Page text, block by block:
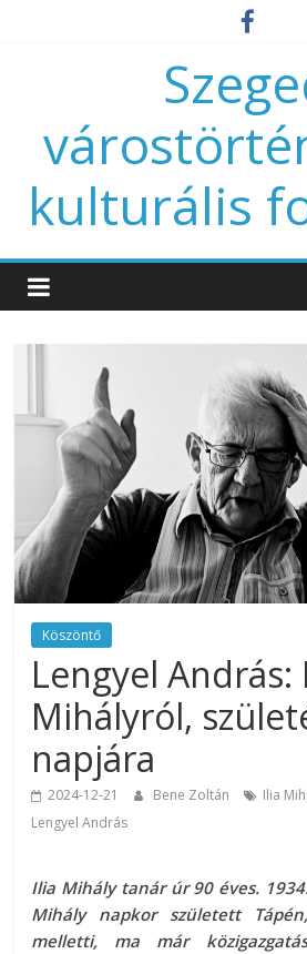
kulturális
Köszöntő
Lengyel András:
Mihályról,
napjára
2024-12-21 Bene Zoltán Ilia
Lengyel András
Ilia Mihály tanár úr 90 éves.
Mihály napkor született
melletti, ma már